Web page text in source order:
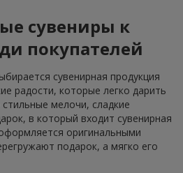
сувениры к
покупателей
сувенирная продукция
радости, которые легко дарить
мелочи, сладкие
в который входит сувенирная
оригинальными
подарок, а мягко его